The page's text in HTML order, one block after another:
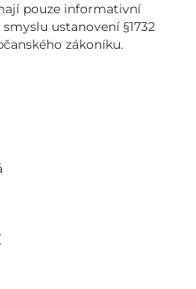
pouze informativní
ustanovení §1732
zákoníku.